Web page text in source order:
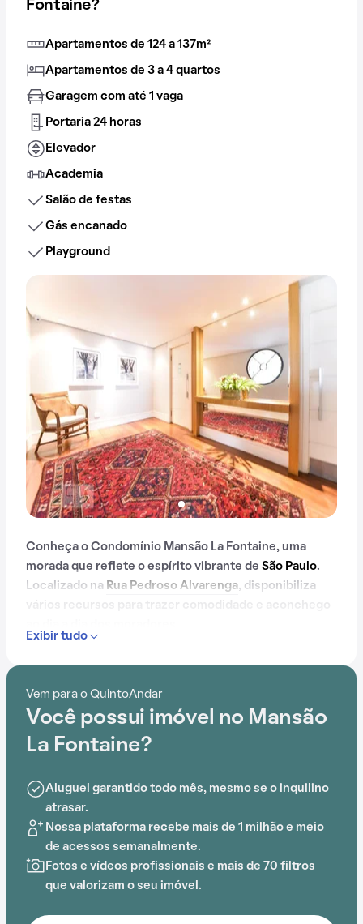
Fontaine?
Apartamentos de 124 a 137m²
Apartamentos de 3 a 4 quartos
Garagem com até 1 vaga
Portaria 24 horas
Elevador
Academia
Salão de festas
Gás encanado
Playground
Conheça o Condomínio Mansão La Fontaine, uma
morada que reflete o espírito vibrante de São Paulo.
Localizado na Rua Pedroso Alvarenga, disponibiliza
Contando com portaria 24 horas, elevador, academia,
Condomínio Mansão La Fontaine é preparado para
atender às necessidades dos moradores que buscam
lazer e conforto em um só lugar.
A proximidade com Célia Helena Centro de Artes e
Educação, Escola Estadual Ludovina Credidio Peixoto,
DeRose Method Itaim, Hospital Sancta Maggiore, Amil
Saúde e Hospital Sírio Libanês Jardins acrescenta
praticidade e comodidade na rotina dos que residem
Exibir tudo
Vem para o QuintoAndar
Você possui imóvel no Mansão
La Fontaine?
Aluguel garantido todo mês, mesmo se o inquilino
atrasar.
Nossa plataforma recebe mais de 1 milhão e meio
de acessos semanalmente.
Fotos e vídeos profissionais e mais de 70 filtros
que valorizam o seu imóvel.